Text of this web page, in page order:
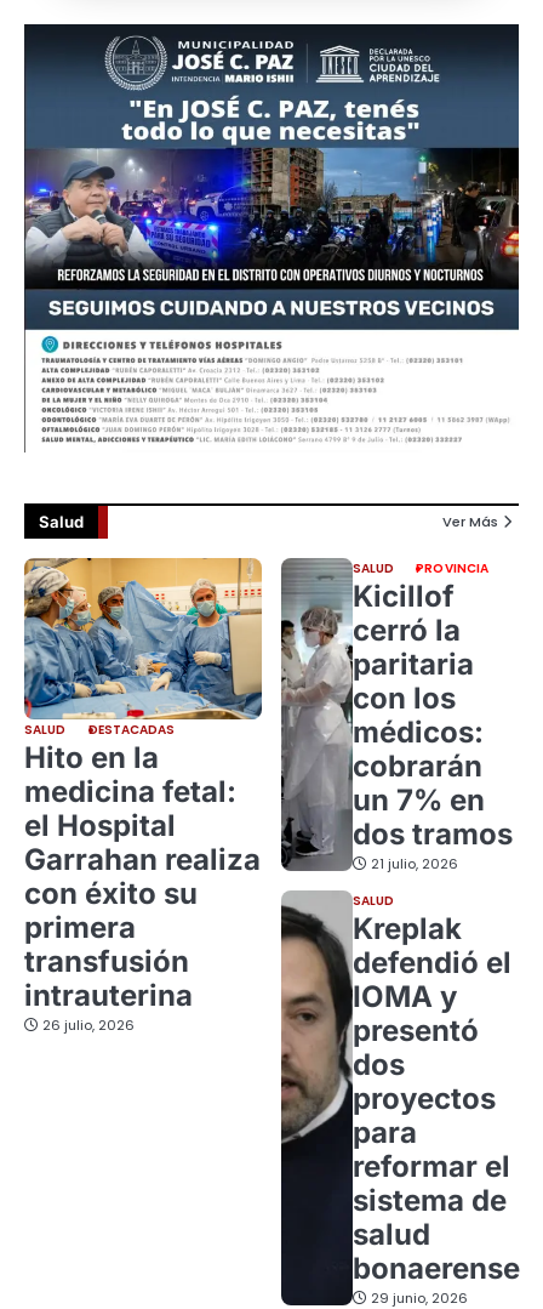
Salud Ver Más
SALUD DESTACADAS
Hito en la
medicina fetal:
el Hospital
Garrahan realiza
con éxito su
primera
transfusión
intrauterina
26 julio, 2026
SALUD PROVINCIA
Kicillof
cerró la
paritaria
con los
médicos:
cobrarán
un 7% en
dos tramos
21 julio, 2026
SALUD
Kreplak
defendió el
IOMA y
presentó
dos
proyectos
para
reformar el
sistema de
salud
bonaerense
29 junio, 2026